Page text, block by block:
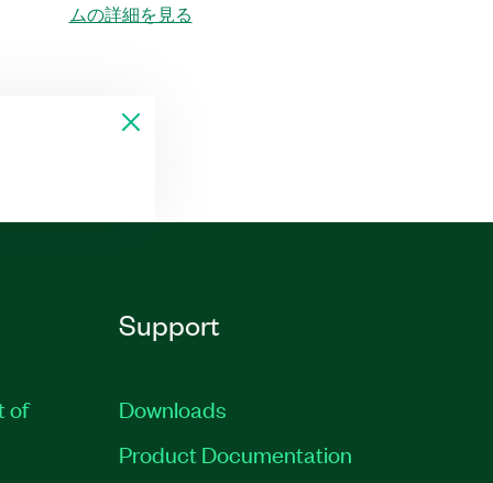
ムの詳細を見る
of
Support
Downloads
Product Documentation